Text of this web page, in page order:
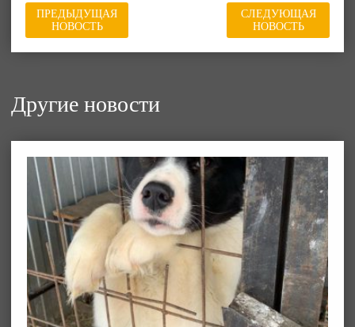
ПРЕДЫДУЩАЯ
НОВОСТЬ
СЛЕДУЮЩАЯ
НОВОСТЬ
Другие новости